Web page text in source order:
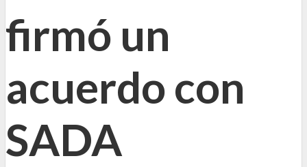
firmó un
acuerdo con
SADA